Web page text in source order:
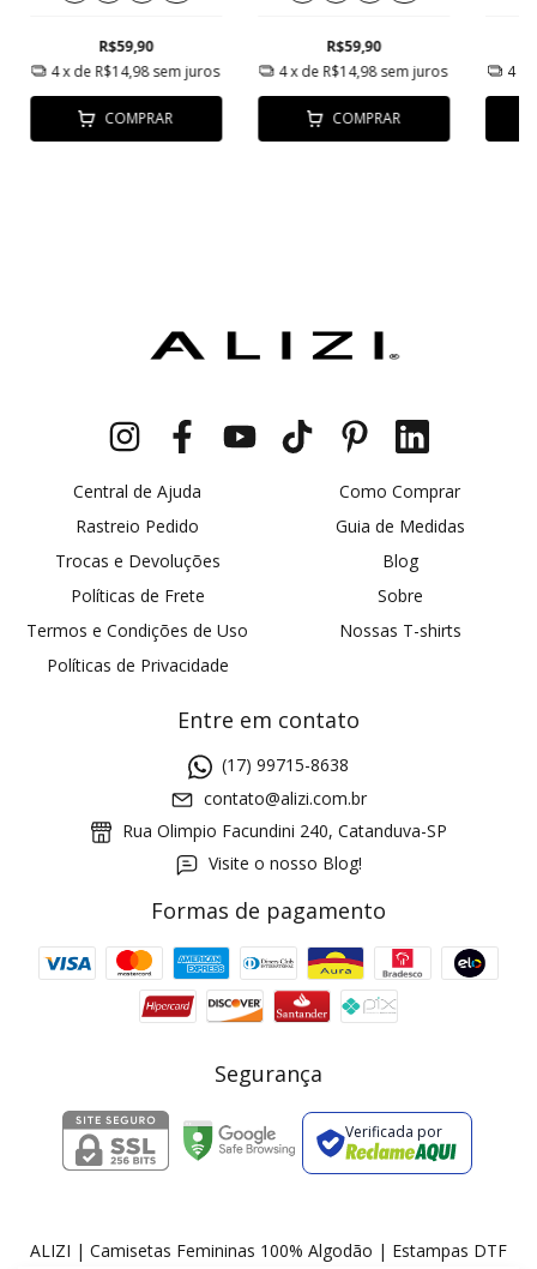
R$59,90
4x de R$14,98 sem juros
COMPRAR
R$59,90
4x de R$14,98sem juros
COMPRAR
4
Central de Ajuda
Rastreio Pedido
Trocas e Devoluções
Políticas de Frete
Termos e Condições de Uso
Políticas de Privacidade
Como Comprar
Guia de Medidas
Blog
Sobre
Nossas T-shirts
Entre em contato
(17) 99715-8638
contato@alizi.com.br
Rua Olimpio Facundini 240, Catanduva-SP
Visite o nosso Blog!
Formas de pagamento
Segurança
Verificada por
ALIZI | Camisetas Femininas 100% Algodão | Estampas DTF
Cupom 1a compra: GANHE5
2 pecas 7% OFF